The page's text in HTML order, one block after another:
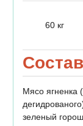
60 кг
Состав
Мясо ягненка
зеленый